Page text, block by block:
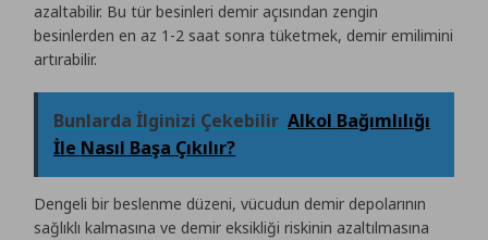
azaltabilir. Bu tür besinleri demir açısından zengin
besinlerden en az 1-2 saat sonra tüketmek, demir emilimini
artırabilir.
Bunlarda İlginizi Çekebilir Alkol Bağımlılığı
İle Nasıl Başa Çıkılır?
Dengeli bir beslenme düzeni, vücudun demir depolarının
sağlıklı kalmasına ve demir eksikliği riskinin azaltılmasına